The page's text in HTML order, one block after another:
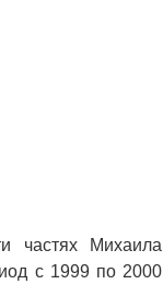
частях Михаила
с 1999 по 2000